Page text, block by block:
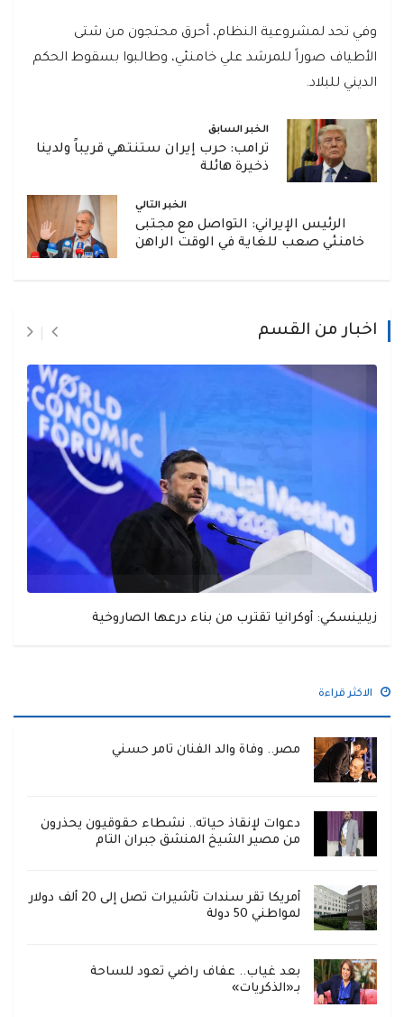
وفي تحد لمشروعية النظام، أحرق محتجون من شتى
الأطياف صوراً للمرشد علي خامنئي، وطالبوا بسقوط الحكم
الديني للبلاد.
الخبر السابق
ترامب: حرب إيران ستنتهي قريباً ولدينا
ذخيرة هائلة
الخبر التالي
الرئيس الإيراني: التواصل مع مجتبى
خامنئي صعب للغاية في الوقت الراهن
اخبار من القسم
زيلينسكي: أوكرانيا تقترب من بناء درعها الصاروخية
الاكثر قراءة
مصر.. وفاة والد الفنان تامر حسني
دعوات لإنقاذ حياته.. نشطاء حقوقيون يحذرون
من مصير الشيخ المنشق جبران التام
أمريكا تقر سندات تأشيرات تصل إلى 20 ألف دولار
لمواطني 50 دولة
بعد غياب.. عفاف راضي تعود للساحة
بـ«الذكريات»